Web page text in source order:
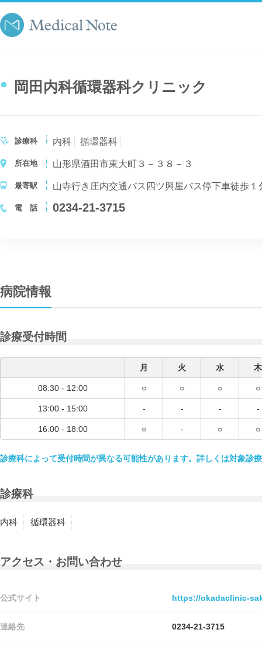
岡田内科循環器科クリニック
診療科 内科 循環器科
所在地 山形県酒田市東大町３－３８－３
最寄駅 山寺行き庄内交通バス四ツ興屋バス停下車徒歩１
電 話 0234-21-3715
病院情報
診療受付時間
月 火 水 木
08:30 - 12:00 ○ ○ ○ ○
13:00 - 15:00 - - - -
16:00 - 18:00 ○ - ○ ○
診療科によって受付時間が異なる可能性があります。詳しくは対象診
診療科
内科 循環器科
アクセス・お問い合わせ
公式サイト https://okadaclinic-
連絡先 0234-21-3715